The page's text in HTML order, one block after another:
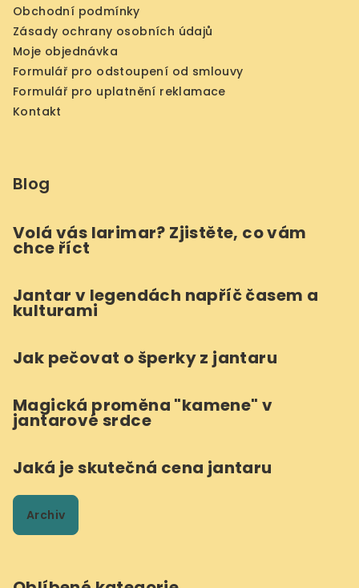
Obchodní podmínky
Zásady ochrany osobních údajů
Moje objednávka
Formulář pro odstoupení od smlouvy
Formulář pro uplatnění reklamace
Kontakt
Blog
Volá vás larimar? Zjistěte, co vám
chce říct
Jantar v legendách napříč časem a
kulturami
Jak pečovat o šperky z jantaru
Magická proměna "kamene" v
jantarové srdce
Jaká je skutečná cena jantaru
Archiv